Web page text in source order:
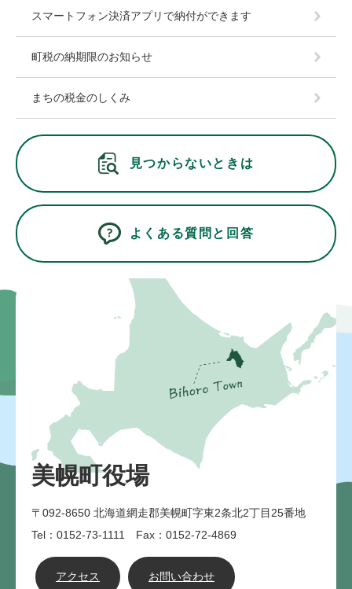
スマートフォン決済アプリで納付ができます
町税の納期限のお知らせ
まちの税金のしくみ
見つからないときは
よくある質問と回答
美幌町役場
〒092-8650 北海道網走郡美幌町字東2条北2丁目25番地
Tel：0152-73-1111 Fax：0152-72-4869
アクセス お問い合わせ